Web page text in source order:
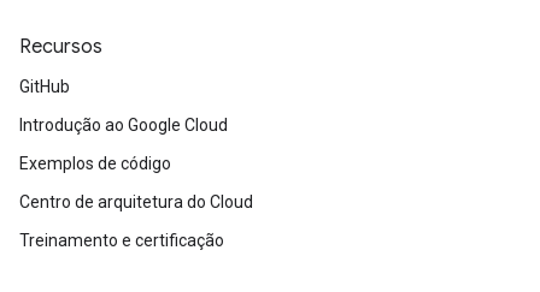
Recursos
GitHub
Introdução ao Google Cloud
Exemplos de código
Centro de arquitetura do Cloud
Treinamento e certificação